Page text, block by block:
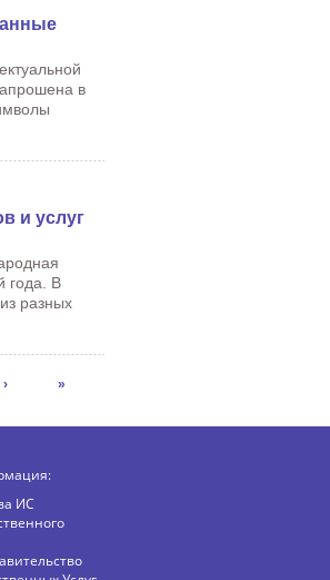
в
и услуг
года. В
разных
› »
ИС